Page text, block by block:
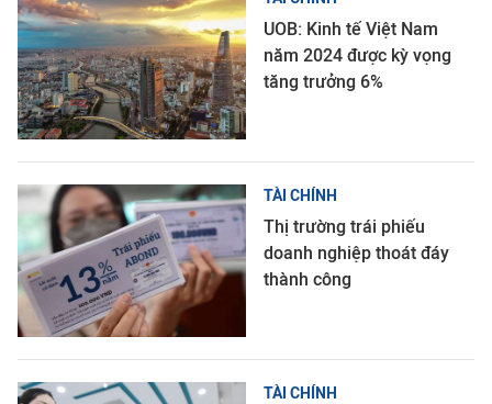
UOB: Kinh tế Việt Nam
năm 2024 được kỳ vọng
tăng trưởng 6%
TÀI CHÍNH
Thị trường trái phiếu
doanh nghiệp thoát đáy
thành công
TÀI CHÍNH